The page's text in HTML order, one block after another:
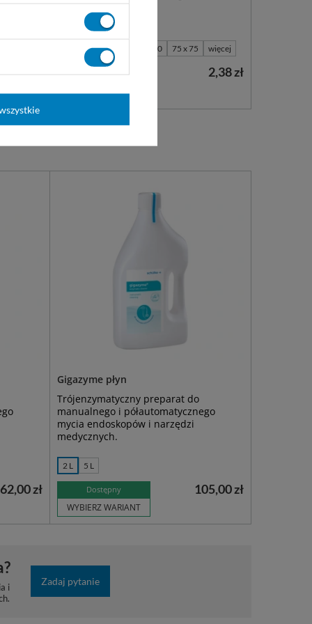
37 x 45 45 x 75 50 x 50 75 x 75 więcej
2,38 zł
zł
Gigazyme płyn
Trójenzymatyczny preparat do
manualnego i półautomatycznego
mycia endoskopów i narzędzi
medycznych.
2 L 5 L
Dostępny
WYBIERZ WARIANT
105,00 zł
i
Zadaj pytanie